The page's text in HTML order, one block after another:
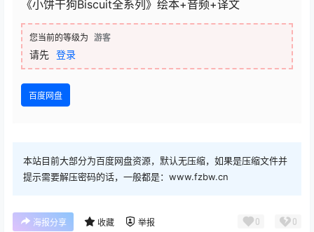
《小饼干狗Biscuit全系列》绘本+音频+译文
您当前的等级为 游客
请先 登录
百度网盘
本站目前大部分为百度网盘资源，默认无压缩，如果是压缩文件并
提示需要解压密码的话，一般都是：www.fzbw.cn
海报分享 收藏 举报 0 0